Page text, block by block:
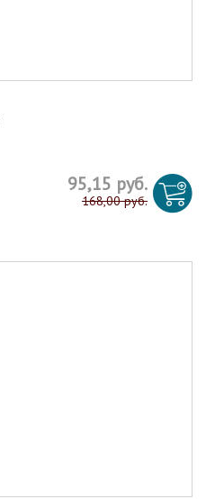
95,15 руб.
168,00 руб.